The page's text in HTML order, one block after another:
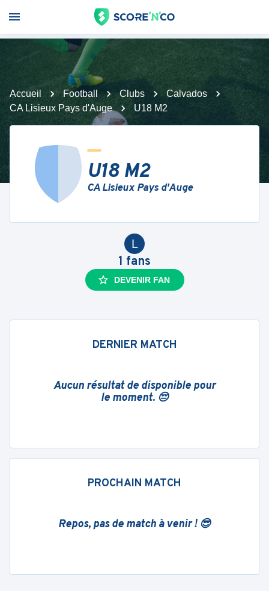
Accueil Football Clubs
Calvados
CA Lisieux Pays d'Auge
U18 M2
U18 M2
CA Lisieux Pays d'Auge
L
1 fans
DEVENIR FAN
DERNIER MATCH
Aucun résultat de disponible pour
le moment. 😔
PROCHAIN MATCH
Repos, pas de match à venir ! 😎